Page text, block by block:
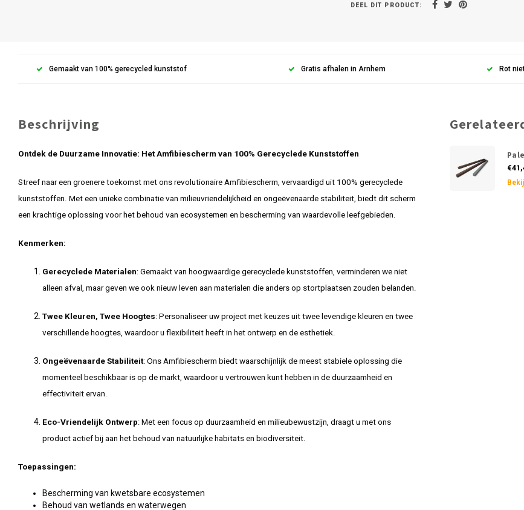
DEEL DIT PRODUCT:
Gemaakt van 100% gerecycled kunststof Gratis afhalen in Arnhem Rot
Beschrijving
Ontdek de Duurzame Innovatie: Het Amfibiescherm van 100% Gerecyclede Kunststoffen
Streef naar een groenere toekomst met ons revolutionaire Amfibiescherm, vervaardigd uit 100% gerecyclede
kunststoffen. Met een unieke combinatie van milieuvriendelijkheid en ongeëvenaarde stabiliteit, biedt dit scherm
een krachtige oplossing voor het behoud van ecosystemen en bescherming van waardevolle leefgebieden.
Kenmerken:
Gerecyclede Materialen: Gemaakt van hoogwaardige gerecyclede kunststoffen, verminderen we niet
alleen afval, maar geven we ook nieuw leven aan materialen die anders op stortplaatsen zouden belanden.
Twee Kleuren, Twee Hoogtes: Personaliseer uw project met keuzes uit twee levendige kleuren en twee
verschillende hoogtes, waardoor u flexibiliteit heeft in het ontwerp en de esthetiek.
Ongeëvenaarde Stabiliteit: Ons Amfibiescherm biedt waarschijnlijk de meest stabiele oplossing die
momenteel beschikbaar is op de markt, waardoor u vertrouwen kunt hebben in de duurzaamheid en
effectiviteit ervan.
Eco-Vriendelijk Ontwerp: Met een focus op duurzaamheid en milieubewustzijn, draagt u met ons
product actief bij aan het behoud van natuurlijke habitats en biodiversiteit.
Toepassingen:
Bescherming van kwetsbare ecosystemen
Behoud van wetlands en waterwegen